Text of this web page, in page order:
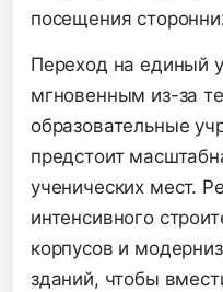
посещения
Переход на единый
мгновенным из-за
образовательные
предстоит
ученических мест.
интенсивного
корпусов и
зданий, чтобы